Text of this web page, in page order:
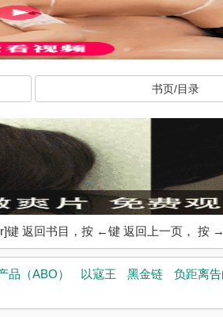
书页/目录
键 返回书目，按 ←键 返回上一页， 按
品（ABO） 以寇王 黑金链 负距离告